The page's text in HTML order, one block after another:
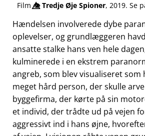
Film👁️⃤Tredje Øje Spioner, 2019. Se
Hændelsen involverede dybe
oplevelser, og grundlæggeren
ansatte stalke hans ven hele
kulminerede i en ekstrem
angreb, som blev visualiseret som
meget hård person, der skulle
byggefirma, der kørte på sin
et individ, der trådte ud på vejen
aggressivt ind i hans øjne,